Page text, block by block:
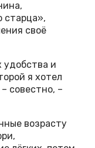
старца»,
своё
удобства и
я хотел
совестно, –
возрасту